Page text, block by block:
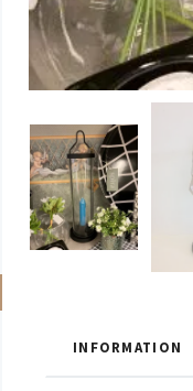
INFORMATION